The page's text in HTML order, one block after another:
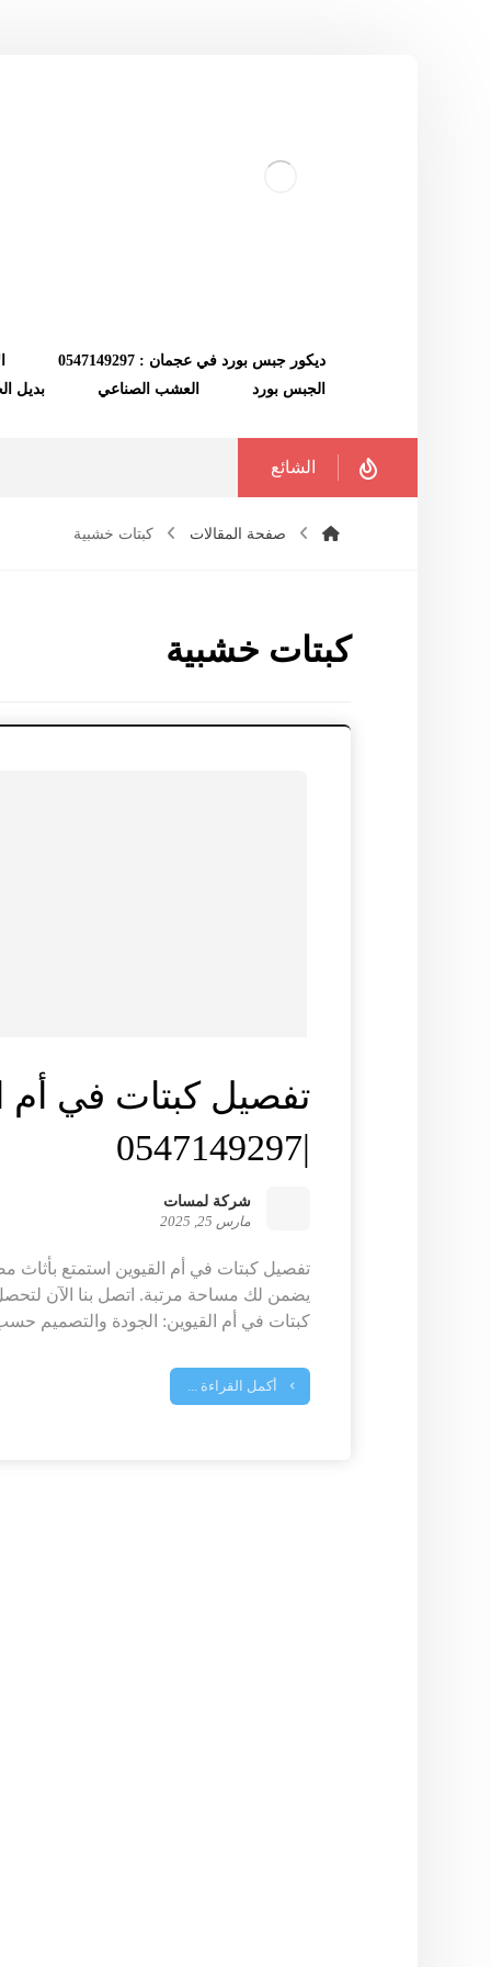
ديكور جبس بورد في عجمان : 0547149297
الجبس بورد
العشب الصناعي بديل
الشائع
صفحة المقالات كبتات خشبية
كبتات خشبية
تفصيل كبتات في أم
|0547149297
شركة لمسات
مارس 25, 2025
تفصيل كبتات في أم القيوين استمتع
يضمن لك مساحة مرتبة. اتصل بنا الآن
كبتات في أم القيوين: الجودة والتصميم
أكمل القراءة ...